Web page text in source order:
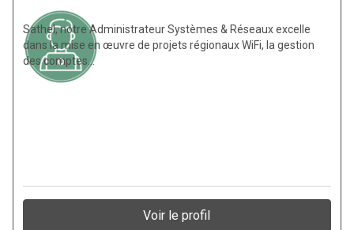
Sathel, notre Administrateur Systèmes & Réseaux excelle
dans la mise en œuvre de projets régionaux WiFi, la gestion
des comptes…
Voir le profil